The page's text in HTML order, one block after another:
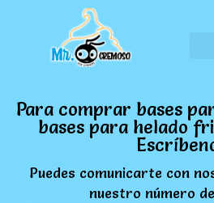
Para comprar bases
bases para helado
Puedes comunicarte con
nuestro número